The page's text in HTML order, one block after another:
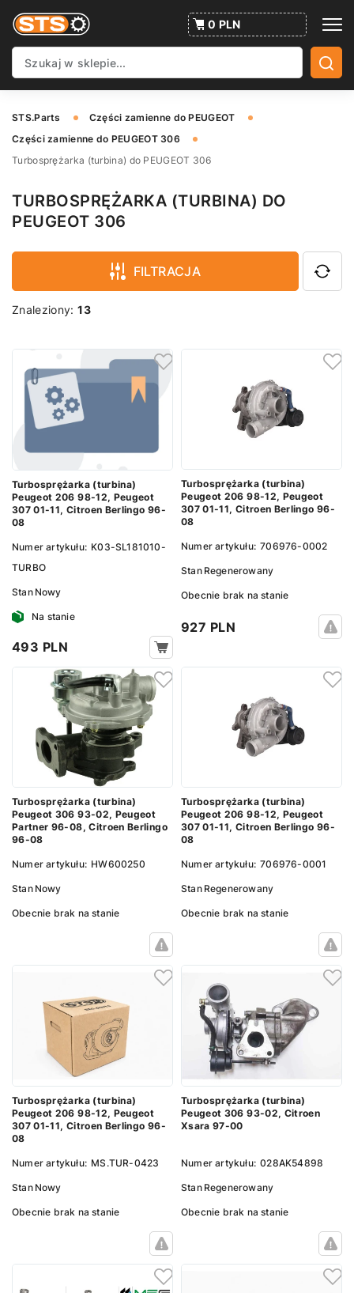
0 PLN
STS.Parts
Części zamienne do PEUGEOT
Części zamienne do PEUGEOT 306
Turbosprężarka (turbina) do PEUGEOT 306
TURBOSPRĘŻARKA (TURBINA) DO
PEUGEOT 306
FILTRACJA
Znaleziony:13
Turbosprężarka (turbina)
Peugeot 206 98-12, Peugeot
307 01-11, Citroen Berlingo 96-
08
Numer artykułu: K03-SL181010-
TURBO
Stan Nowy
Na stanie
493 PLN
Turbosprężarka (turbina)
Peugeot 206 98-12, Peugeot
307 01-11, Citroen Berlingo 96-
08
Numer artykułu: 706976-0002
Stan Regenerowany
Obecnie brak na stanie
927 PLN
Turbosprężarka (turbina)
Peugeot 306 93-02, Peugeot
Partner 96-08, Citroen Berlingo
96-08
Numer artykułu: HW600250
Stan Nowy
Obecnie brak na stanie
Turbosprężarka (turbina)
Peugeot 206 98-12, Peugeot
307 01-11, Citroen Berlingo 96-
08
Numer artykułu: 706976-0001
Stan Regenerowany
Obecnie brak na stanie
Turbosprężarka (turbina)
Peugeot 206 98-12, Peugeot
307 01-11, Citroen Berlingo 96-
08
Numer artykułu: MS.TUR-0423
Stan Nowy
Obecnie brak na stanie
Turbosprężarka (turbina)
Peugeot 306 93-02, Citroen
Xsara 97-00
Numer artykułu: 028AK54898
Stan Regenerowany
Obecnie brak na stanie